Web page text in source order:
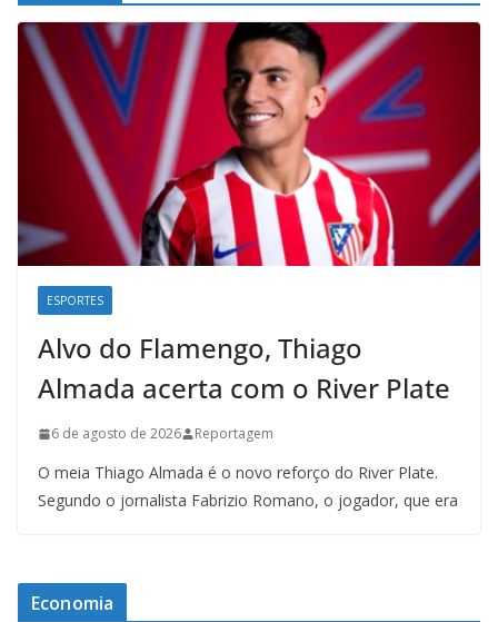
ESPORTES
Alvo do Flamengo, Thiago
Almada acerta com o River Plate
6 de agosto de 2026 Reportagem
O meia Thiago Almada é o novo reforço do River Plate.
Segundo o jornalista Fabrizio Romano, o jogador, que era
Economia